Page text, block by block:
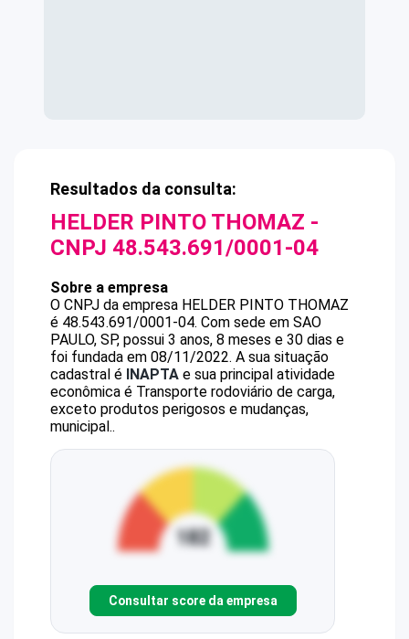
Resultados da consulta:
HELDER PINTO THOMAZ -
CNPJ 48.543.691/0001-04
Sobre a empresa
O CNPJ da empresa HELDER PINTO THOMAZ
é 48.543.691/0001-04. Com sede em SAO
PAULO, SP, possui 3 anos, 8 meses e 30 dias e
foi fundada em 08/11/2022. A sua situação
cadastral é INAPTA e sua principal atividade
econômica é Transporte rodoviário de carga,
exceto produtos perigosos e mudanças,
municipal..
Consultar score da empresa